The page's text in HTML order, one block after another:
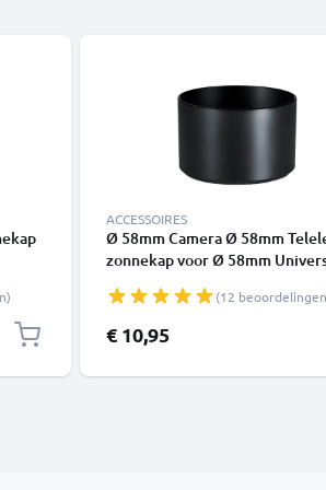
ACCESSOIRES
Ø 58mm Camera Ø 58mm
zonnekap voor Ø 58mm
van CELLONIC
(12
€ 10,95